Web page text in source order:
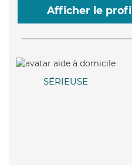
Afficher le profil
SÉRIEUSE